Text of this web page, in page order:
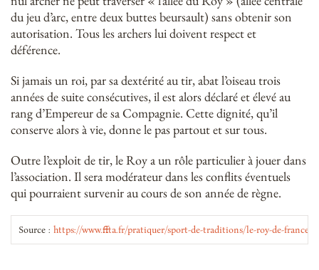
du jeu d’arc, entre deux buttes beursault) sans obtenir son
autorisation. Tous les archers lui doivent respect et
déférence.
Si jamais un roi, par sa dextérité au tir, abat l’oiseau trois
années de suite consécutives, il est alors déclaré et élevé au
rang d’Empereur de sa Compagnie. Cette dignité, qu’il
conserve alors à vie, donne le pas partout et sur tous.
Outre l’exploit de tir, le Roy a un rôle particulier à jouer dans
l’association. Il sera modérateur dans les conflits éventuels
qui pourraient survenir au cours de son année de règne.
Source : https://www.ffta.fr/pratiquer/sport-de-traditions/le-roy-de-france